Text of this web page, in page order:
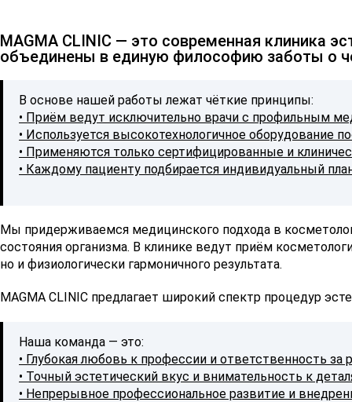
MAGMA CLINIC — это современная клиника
объединены в единую философию заботы о
В основе нашей работы лежат чёткие принципы:
• Приём ведут исключительно врачи с профильным
• Используется высокотехнологичное оборудование
• Применяются только сертифицированные и
• Каждому пациенту подбирается индивидуальный
Мы придерживаемся медицинского подхода в
состояния организма. В клинике ведут приём
но и физиологически гармоничного результата.
MAGMA CLINIC предлагает широкий спектр процедур
Наша команда — это:
• Глубокая любовь к профессии и ответственность за
• Точный эстетический вкус и внимательность к
• Непрерывное профессиональное развитие и